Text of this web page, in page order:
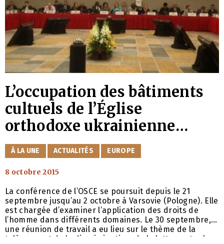
L’occupation des bâtiments
cultuels de l’Église
orthodoxe ukrainienne
évoquée à la conférence de
l’OSCE
CATÉGORIES
À LA UNE ACTUALITÉS EUROPE
8 octobre 2015
La conférence de l’OSCE se poursuit depuis le 21
septembre jusqu’au 2 octobre à Varsovie (Pologne). Elle
est chargée d’examiner l’application des droits de
l’homme dans différents domaines. Le 30 septembre,
une réunion de travail a eu lieu sur le thème de la
tolérance et de la discrimination, de la lutte contre le